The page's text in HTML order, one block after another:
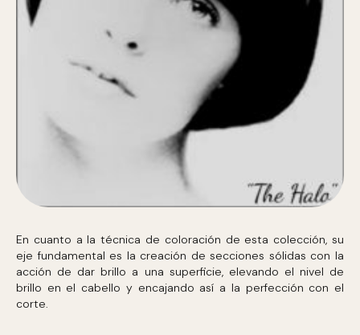
En cuanto a la técnica de coloración de esta colección, su
eje fundamental es la creación de secciones sólidas con la
acción de dar brillo a una superficie, elevando el nivel de
brillo en el cabello y encajando así a la perfección con el
corte.